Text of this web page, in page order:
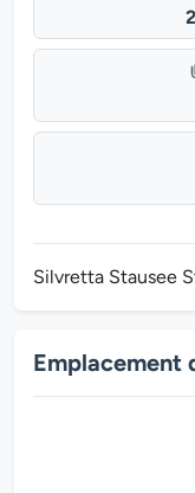
Silvretta Stausee
Emplacement